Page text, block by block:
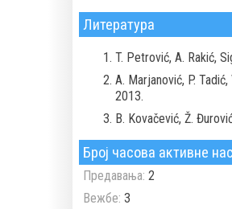
Литература
T. Petrović, A. Rakić,
A. Marjanović, P.
2013.
B. Kovačević, Ž.
Број часова активне
Предавања: 2
Вежбе: 3